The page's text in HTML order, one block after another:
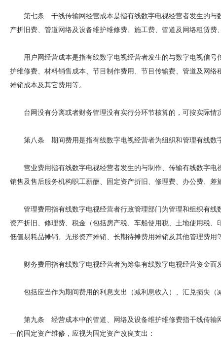
第七条 干线传输网经营成本是指有线数字电视经营者发生的与
产折旧费、管道网络及设备维护维修费、施工费、管道及网络租赁
用户网经营成本是指有线数字电视经营者发生的与数字电视信号
护维修费、材料销售成本、节目制作费用、节目传输费、管道及网
摊销成本及其它费用等。
台网没有分离或者财务管理没有实行分环节核算的，可按实际情
第八条 期间费用是指有线数字电视经营者为组织和管理有线数
营业费用指有线数字电视经营者发生的与制作、传输有线数字电
销售及售后服务机构职工薪酬、固定资产折旧、修理费、办公费、
管理费用指有线数字电视经营者行政管理部门为管理和组织有线
资产折旧、修理费、税金（包括房产税、车船使用税、土地使用税
低值易耗品摊销、无形资产摊销、长期待摊费用摊销及其他管理费用
财务费用指有线数字电视经营者为筹集有线数字电视经营资金而
包括应当作为期间费用的利息支出（减利息收入）、汇兑损失（
第九条 经营成本中的管道、网络及设备维护维修费指干线传输
一的固定资产维修，应视为固定资产改良支出：